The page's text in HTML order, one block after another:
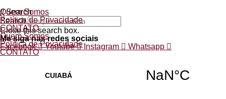
Quem Somos
Política de Privacidade
CONTATO
Quem Somos
Política de Privacidade
CONTATO
Search
Search
Close this search box.
Me siga nas redes sociais
Facebook
Youtube Instagram Whatsapp